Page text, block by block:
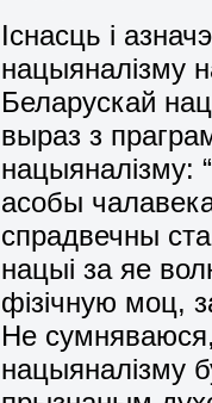
Існасць i
нацыяналiзму
Беларускай
выраз з
нацыяналiзму:
асобы
спрадвечны
нацыі за яе
фiзiчную моц,
Не
нацыяналiзму